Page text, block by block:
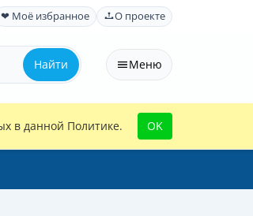
❤ Моё избранное О проекте
Найти Меню
в данной Политике. OK